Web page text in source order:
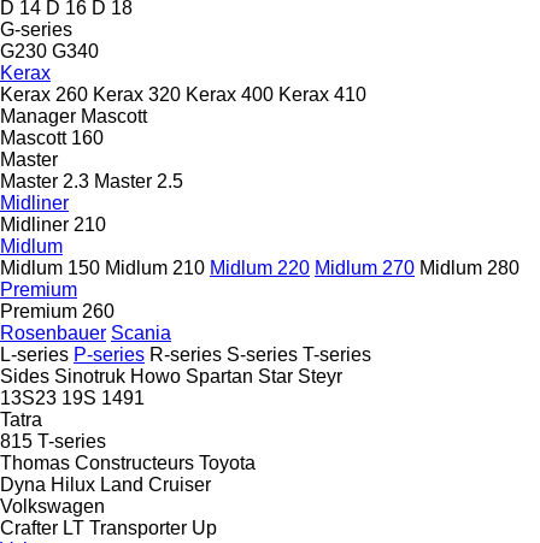
D 14 D 16 D 18
G-series
G230 G340
Kerax
Kerax 260 Kerax 320 Kerax 400 Kerax 410
Manager Mascott
Mascott 160
Master
Master 2.3 Master 2.5
Midliner
Midliner 210
Midlum
Midlum 150 Midlum 210 Midlum 220 Midlum 270 Midlum 280
Premium
Premium 260
Rosenbauer Scania
L-series P-series R-series S-series T-series
Sides Sinotruk Howo Spartan Star Steyr
13S23 19S 1491
Tatra
815 T-series
Thomas Constructeurs Toyota
Dyna Hilux Land Cruiser
Volkswagen
Crafter LT Transporter Up